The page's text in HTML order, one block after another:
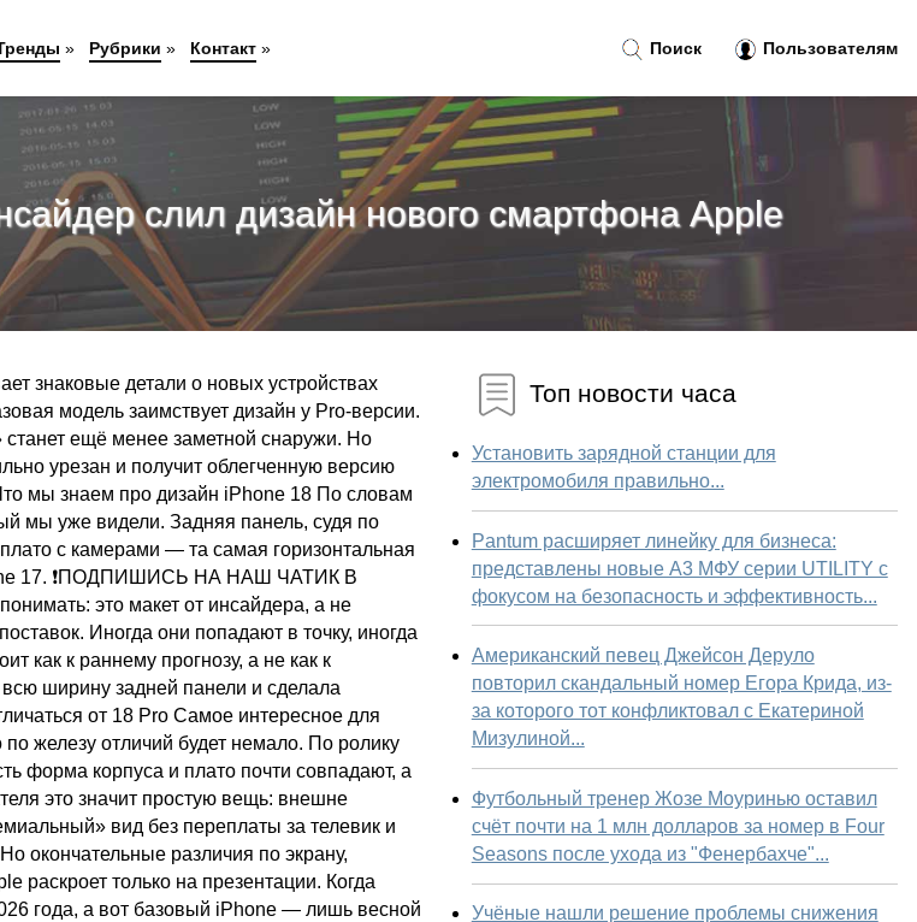
слил дизайн нового смартфона Apple
знаковые детали о новых устройствах
модель заимствует дизайн у Pro-версии.
ещё менее заметной снаружи. Но
урезан и получит облегченную версию
мы знаем про дизайн iPhone 18 По словам
мы уже видели. Задняя панель, судя по
с камерами — та самая горизонтальная
17. ❗ПОДПИШИСЬ НА НАШ ЧАТИК В
это макет от инсайдера, а не
Иногда они попадают в точку, иногда
как к раннему прогнозу, а не как к
ширину задней панели и сделала
от 18 Pro Самое интересное для
железу отличий будет немало. По ролику
форма корпуса и плато почти совпадают, а
это значит простую вещь: внешне
вид без переплаты за телевик и
окончательные различия по экрану,
раскроет только на презентации. Когда
года, а вот базовый iPhone — лишь весной
Топ новости часа
Установить зарядной станции для
электромобиля правильно...
Pantum расширяет линейку для бизнеса:
представлены новые А3 МФУ серии UTILITY с
фокусом на безопасность и эффективность...
Американский певец Джейсон Деруло
повторил скандальный номер Егора Крида, из-
за которого тот конфликтовал с Екатериной
Мизулиной...
Футбольный тренер Жозе Моуринью оставил
счёт почти на 1 млн долларов за номер в Four
Seasons после ухода из "Фенербахче"...
Учёные нашли решение проблемы снижения
Поиск Пользователям
» Рубрики » Контакт»